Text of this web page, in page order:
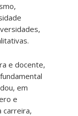
e docente,
em
e
carreira,